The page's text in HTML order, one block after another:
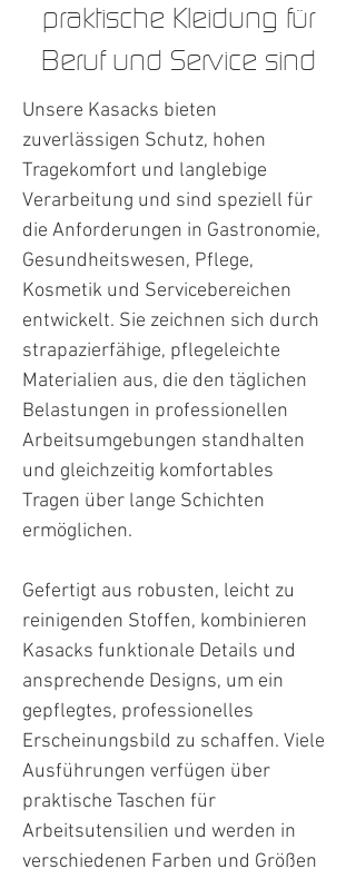
praktische Kleidung für
Beruf und Service sind
Unsere Kasacks bieten
zuverlässigen Schutz, hohen
Tragekomfort und langlebige
Verarbeitung und sind speziell für
die Anforderungen in Gastronomie,
Gesundheitswesen, Pflege,
Kosmetik und Servicebereichen
entwickelt. Sie zeichnen sich durch
strapazierfähige, pflegeleichte
Materialien aus, die den täglichen
Belastungen in professionellen
Arbeitsumgebungen standhalten
und gleichzeitig komfortables
Tragen über lange Schichten
ermöglichen.
Gefertigt aus robusten, leicht zu
reinigenden Stoffen, kombinieren
Kasacks funktionale Details und
ansprechende Designs, um ein
gepflegtes, professionelles
Erscheinungsbild zu schaffen. Viele
Ausführungen verfügen über
praktische Taschen für
Arbeitsutensilien und werden in
verschiedenen Farben und Größen